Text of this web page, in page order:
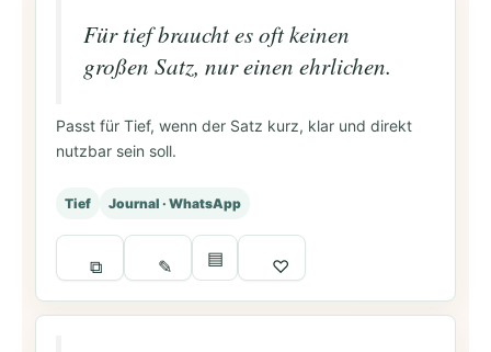
Für tief braucht es oft keinen
großen Satz, nur einen ehrlichen.
Passt für Tief, wenn der Satz kurz, klar und direkt
nutzbar sein soll.
Tief Journal · WhatsApp
⧉ ✎ ▤ ♡